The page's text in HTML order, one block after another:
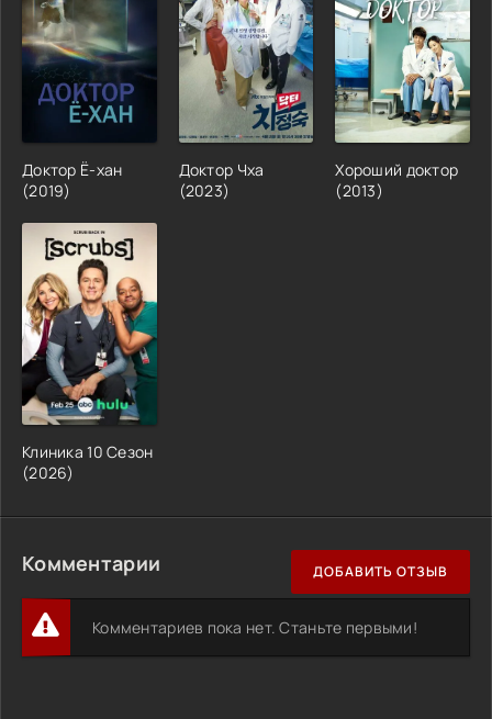
Доктор Ё-хан
(2019)
Доктор Чха
(2023)
Хороший доктор
(2013)
Клиника 10 Сезон
(2026)
Комментарии ДОБАВИТЬ ОТЗЫВ
Комментариев пока нет. Станьте первыми!